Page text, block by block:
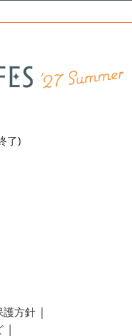
了)
護方針